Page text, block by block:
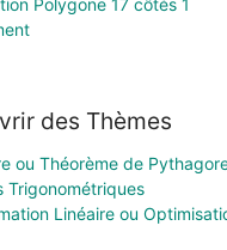
Polygone 17 côtés 1
des Thèmes
ou Théorème de
Trigonométriques
Linéaire ou